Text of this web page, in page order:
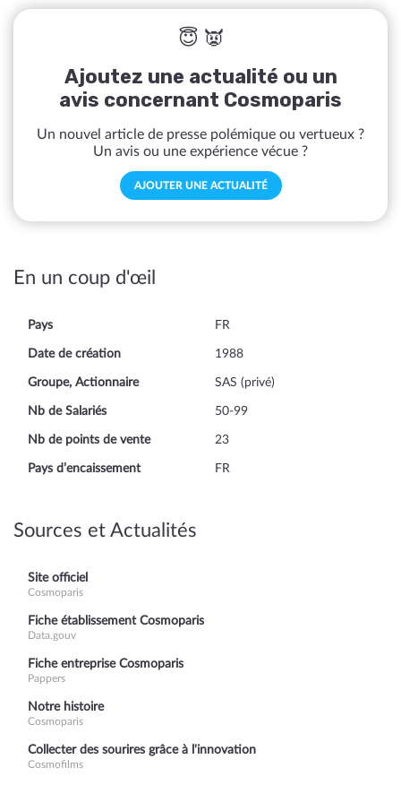
😇 👿
Ajoutez une actualité ou un
avis concernant Cosmoparis
Un nouvel article de presse polémique ou vertueux ?
Un avis ou une expérience vécue ?
AJOUTER UNE ACTUALITÉ
En un coup d'œil
Pays FR
Date de création 1988
Groupe, Actionnaire SAS (privé)
Nb de Salariés 50-99
Nb de points de vente 23
Pays d’encaissement FR
Sources et Actualités
Site officiel
Cosmoparis
Fiche établissement Cosmoparis
Data.gouv
Fiche entreprise Cosmoparis
Pappers
Notre histoire
Cosmoparis
Collecter des sourires grâce à l'innovation
Cosmofilms